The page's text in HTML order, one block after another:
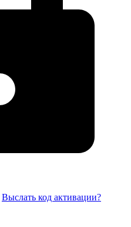
Выслать код активации?